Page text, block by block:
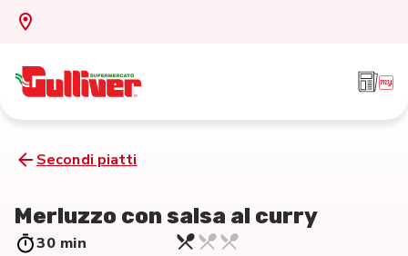
Secondi piatti
Merluzzo con salsa al curry
30 min